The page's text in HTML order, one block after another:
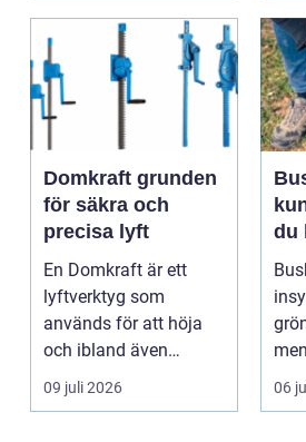
Domkraft grunden
för säkra och
precisa lyft
En Domkraft är ett
lyftverktyg som
används för att höja
och ibland även
positionera tunga
objekt, so...
09 juli 2026
du
runt
06